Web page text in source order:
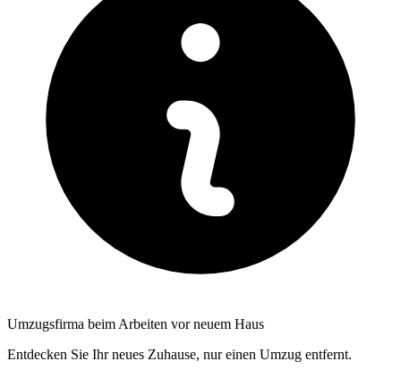
Umzugsfirma beim Arbeiten vor neuem Haus
Entdecken Sie Ihr neues Zuhause, nur einen Umzug entfernt.